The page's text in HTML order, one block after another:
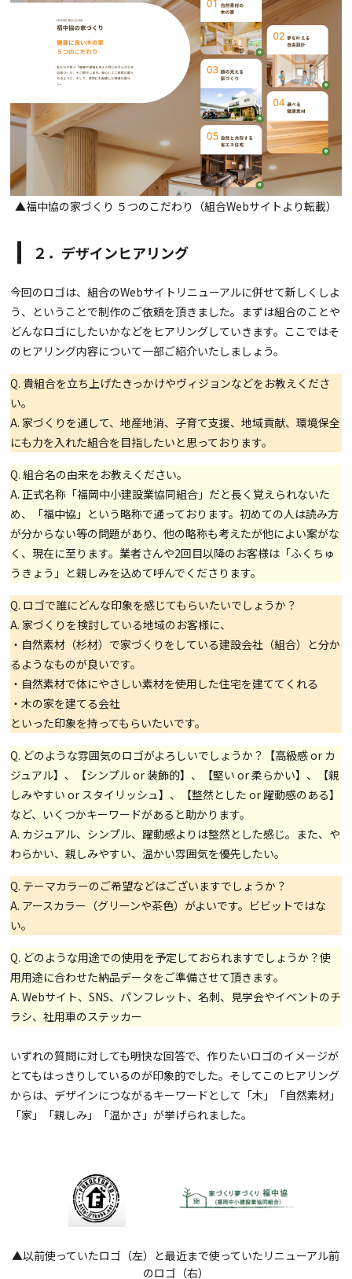
▲福中協の家づくり ５つのこだわり（組合Webサイトより転載）
２．デザインヒアリング
今回のロゴは、組合のWebサイトリニューアルに併せて新しくしよ
う、ということで制作のご依頼を頂きました。まずは組合のことや
どんなロゴにしたいかなどをヒアリングしていきます。ここではそ
のヒアリング内容について一部ご紹介いたしましょう。
Q. 貴組合を立ち上げたきっかけやヴィジョンなどをお教えくださ
い。
A. 家づくりを通して、地産地消、子育て支援、地域貢献、環境保全
にも力を入れた組合を目指したいと思っております。
Q. 組合名の由来をお教えください。
A. 正式名称「福岡中小建設業協同組合」だと長く覚えられないた
め、「福中協」という略称で通っております。初めての人は読み方
が分からない等の問題があり、他の略称も考えたが他によい案がな
く、現在に至ります。業者さんや2回目以降のお客様は「ふくちゅ
うきょう」と親しみを込めて呼んでくださります。
Q. ロゴで誰にどんな印象を感じてもらいたいでしょうか？
A. 家づくりを検討している地域のお客様に、
・自然素材（杉材）で家づくりをしている建設会社（組合）と分か
るようなものが良いです。
・自然素材で体にやさしい素材を使用した住宅を建ててくれる
・木の家を建てる会社
といった印象を持ってもらいたいです。
Q. どのような雰囲気のロゴがよろしいでしょうか？【高級感 or カ
ジュアル】、【シンプル or 装飾的】、【堅い or 柔らかい】、【親
しみやすい or スタイリッシュ】、【整然とした or 躍動感のある】
など、いくつかキーワードがあると助かります。
A. カジュアル、シンプル、躍動感よりは整然とした感じ。また、や
わらかい、親しみやすい、温かい雰囲気を優先したい。
Q. テーマカラーのご希望などはございますでしょうか？
A. アースカラー（グリーンや茶色）がよいです。ビビットではな
い。
Q. どのような用途での使用を予定しておられますでしょうか？使
用用途に合わせた納品データをご準備させて頂きます。
A. Webサイト、SNS、パンフレット、名刺、見学会やイベントのチ
ラシ、社用車のステッカー
いずれの質問に対しても明快な回答で、作りたいロゴのイメージが
とてもはっきりしているのが印象的でした。そしてこのヒアリング
からは、デザインにつながるキーワードとして「木」「自然素材」
「家」「親しみ」「温かさ」が挙げられました。
▲以前使っていたロゴ（左）と最近まで使っていたリニューアル前
のロゴ（右）